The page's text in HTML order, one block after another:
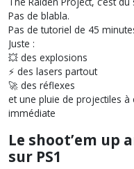
Pas de blabla.
Pas de tutoriel de 45
Juste :
💥 des explosions
⚡ des lasers partout
🚀 des réflexes
et une pluie de projectiles
immédiate
Le shoot’em up
sur PS1